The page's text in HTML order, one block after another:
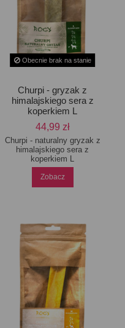
Obecnie brak na stanie
Churpi - gryzak z
himalajskiego sera z
koperkiem L
44,99 zł
Churpi - naturalny gryzak z
himalajskiego sera z
koperkiem L
Zobacz